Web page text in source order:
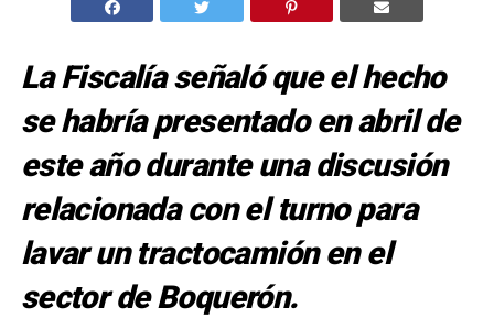
La Fiscalía señaló que el hecho
se habría presentado en abril de
este año durante una discusión
relacionada con el turno para
lavar un tractocamión en el
sector de Boquerón.